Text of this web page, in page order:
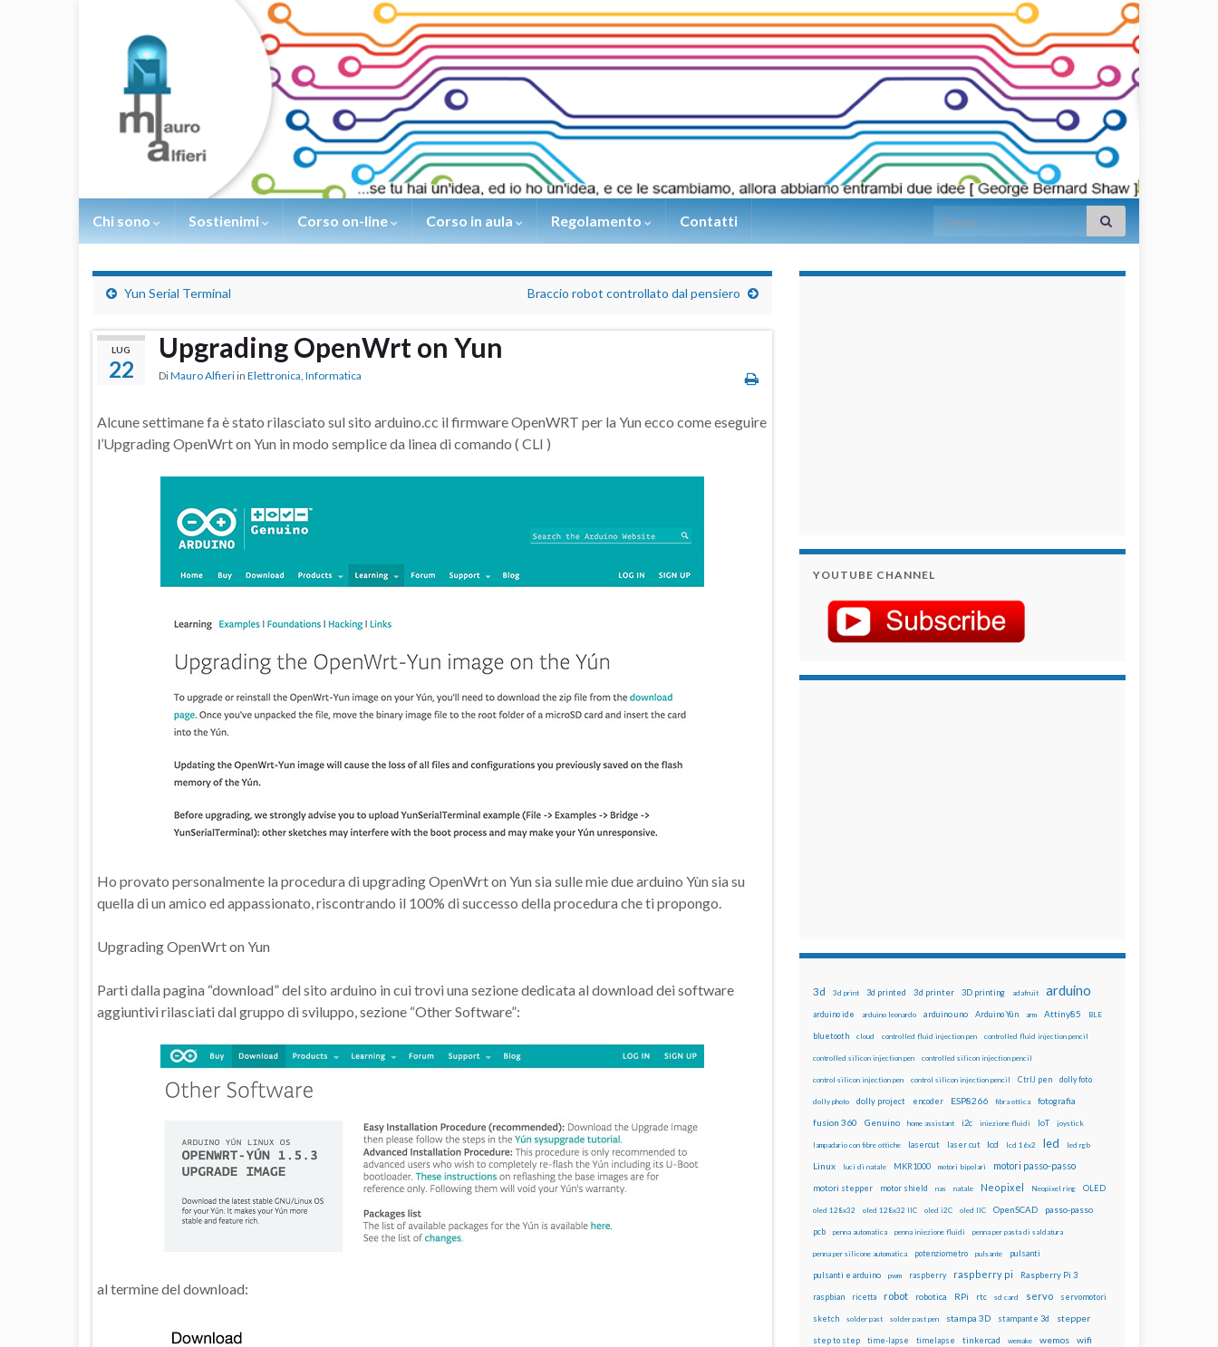
Chi sono Sostienimi Corso on-line Corso in aula Regolamento Contatti Search for:
Yun Serial Terminal Braccio robot controllato dal pensiero
LUG
22
Upgrading OpenWrt on Yun
DiMauro Alfieri in Elettronica, Informatica
Alcune settimane fa è stato rilasciato sul sito arduino.cc il firmware OpenWRT per la Yun ecco come eseguire
l’Upgrading OpenWrt on Yun in modo semplice da linea di comando ( CLI )
Ho provato personalmente la procedura di upgrading OpenWrt on Yun sia sulle mie due arduino Yùn sia su
quella di un amico ed appassionato, riscontrando il 100% di successo della procedura che ti propongo.
Upgrading OpenWrt on Yun
Parti dalla pagina “download” del sito arduino in cui trovi una sezione dedicata al download dei software
aggiuntivi rilasciati dal gruppo di sviluppo, sezione “Other Software”:
al termine del download:
YOUTUBE CHANNEL
3d 3d print 3d printed 3d printer 3D printing adafruit arduino
arduino ide arduino leonardo arduino uno Arduino Yún arm Attiny85 BLE
bluetooth cloud controlled fluid injection pen controlled fluid injection pencil
controlled silicon injection pen controlled silicon injection pencil
control silicon injection pen control silicon injection pencil CtrlJ pen dolly foto
dolly photo dolly project encoder ESP8266 fibra ottica fotografia
fusion 360 Genuino home assistant i2c iniezione fluidi IoT joystick
lampadario con fibre ottiche lasercut laser cut lcd lcd 16x2 led led rgb
Linux luci di natale MKR1000 motori bipolari motori passo-passo
motori stepper motor shield nas natale Neopixel Neopixel ring OLED
oled 128x32 oled 128x32 IIC oled i2C oled IIC OpenSCAD passo-passo
pcb penna automatica penna iniezione fluidi penna per pasta di saldatura
penna per silicone automatica potenziometro pulsante pulsanti
pulsanti e arduino pwm raspberry raspberry pi Raspberry Pi 3
raspbian ricetta robot robotica RPi rtc sd card servo servomotori
sketch solder past solder past pen stampa 3D stampante 3d stepper
step to step time-lapse timelapse tinkercad wemake wemos wifi